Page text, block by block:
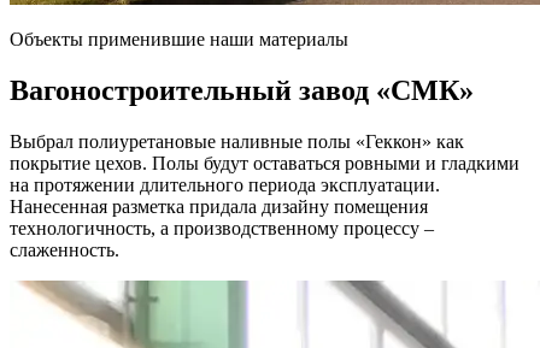
Объекты применившие наши материалы
Вагоностроительный завод «СМК»
Выбрал полиуретановые наливные полы «Геккон» как
покрытие цехов. Полы будут оставаться ровными и гладкими
на протяжении длительного периода эксплуатации.
Нанесенная разметка придала дизайну помещения
технологичность, а производственному процессу –
слаженность.